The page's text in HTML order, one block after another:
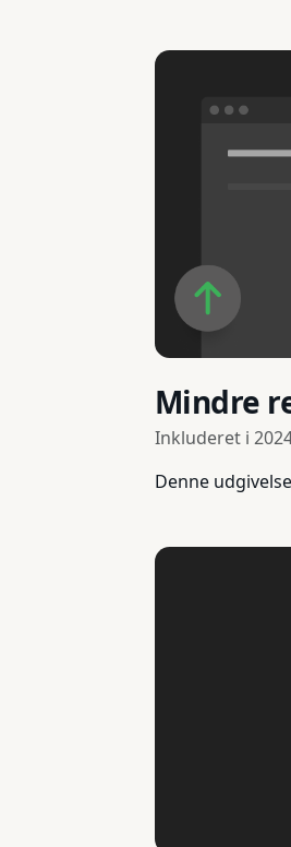
Mindre
Inkluderet i
Denne